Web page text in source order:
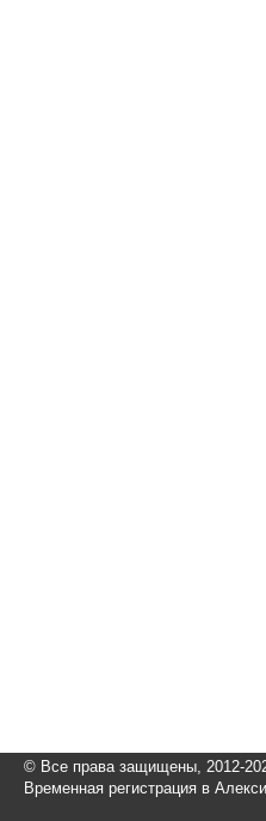
© Все права защищены, 2012-
Временная регистрация в